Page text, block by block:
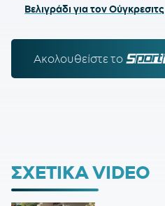
Βελιγράδι για τον
Ακολουθείστε τo
ΣΧΕΤΙΚΑ VIDEO